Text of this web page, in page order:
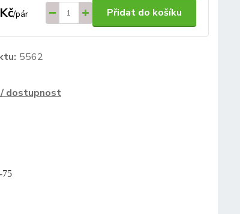
/pár Přidat do košíku
5562
dostupnost
75